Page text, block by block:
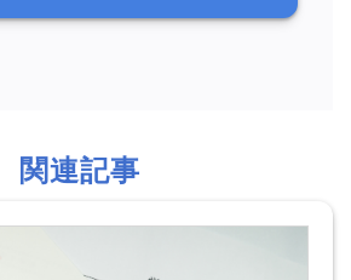
関連記事